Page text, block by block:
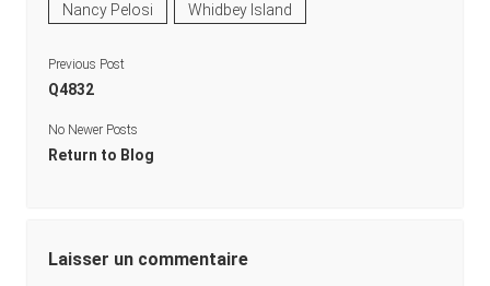
Nancy Pelosi
Whidbey Island
Previous Post
Q4832
No Newer Posts
Return to Blog
Laisser un commentaire